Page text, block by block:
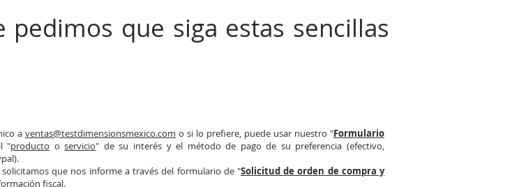
pedimos que siga estas sencillas
a ventas@testdimensionsmexico.com o si lo prefiere, puede usar nuestro "Formulario
"producto oservicio" de su interés y el método de pago de su preferencia (efectivo,
solicitamos que nos informe a través del formulario de "Solicitud de orden de compra y
fiscal.​